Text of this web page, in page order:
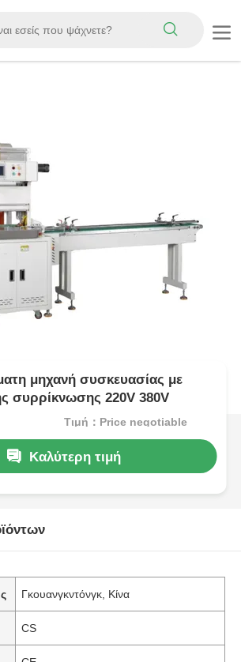
μηχανή συσκευασίας με
συρρίκνωσης 220V 380V
Τιμή：Price negotiable
Καλύτερη τιμή
Γκουανγκντόνγκ, Κίνα
CS